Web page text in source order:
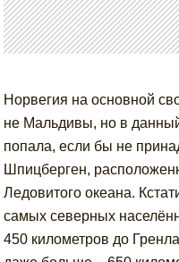
Норвегия на основной
не Мальдивы, но в
попала, если бы не
Шпицберген,
Ледовитого океана.
самых северных
450 километров до